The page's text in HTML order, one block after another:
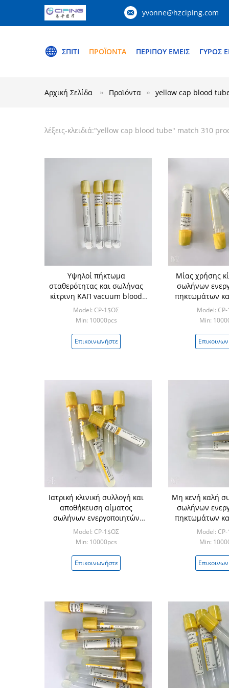
yvonne@hzciping.com
ΣΠΊΤΙ ΠΡΟΪΌΝΤΑ ΠΕΡΊΠΟΥ ΕΜΕΊΣ ΓΎΡΟΣ
Αρχική Σελίδα Προϊόντα yellow cap blood
λέξεις-κλειδιά:"yellow cap blood tube" match 310
Υψηλοί πήκτωμα
σταθερότητας και σωλήνας
κίτρινη ΚΑΠ vacuum blood
colletion tube ενεργοποιητών
θρόμβων
Model: CP-1$ΟΣ
Min: 10000pcs
Επικοινωνήστε
Μίας χρήσης
σωλήνων
πηκτωμάτων
κορυφή
Model:
Min:
Ιατρική κλινική συλλογή και
αποθήκευση αίματος
σωλήνων ενεργοποιητών
πηκτωμάτων και θρόμβων
Model: CP-1$ΟΣ
Min: 10000pcs
Επικοινωνήστε
Μη κενή καλή
σωλήνων
πηκτωμάτων
Model:
Min: